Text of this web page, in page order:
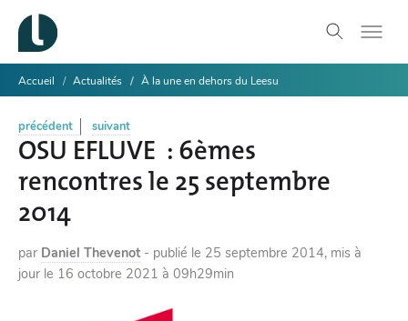
Accueil Actualités À la une en dehors du Leesu
précédent suivant
OSU EFLUVE : 6èmes
rencontres le 25 septembre
2014
par Daniel Thevenot - publié le 25 septembre 2014, mis à
jour le 16 octobre 2021 à 09h29min